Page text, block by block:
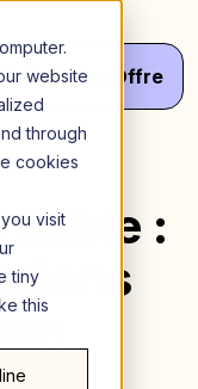
website
through
cookies
visit
tiny
this
VaVotre Offre
: